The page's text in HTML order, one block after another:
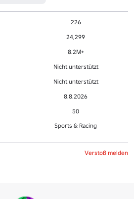
226
24,299
8.2M+
Nicht unterstützt
Nicht unterstützt
8.8.2026
50
Sports & Racing
Verstoß melden